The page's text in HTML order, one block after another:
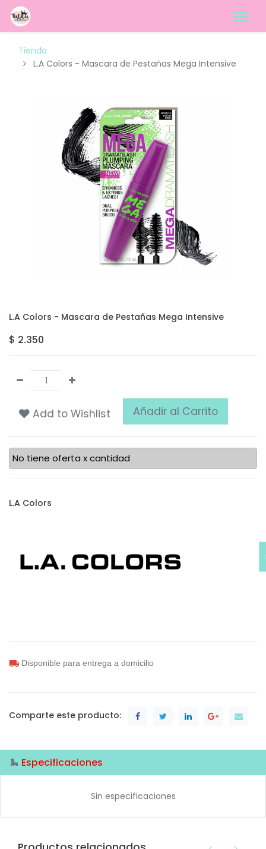
Tienda
L.A Colors - Mascara de Pestañas Mega Intensive
L.A Colors - Mascara de Pestañas Mega Intensive
$ 2.350
Add to Wishlist Añadir al Carrito
No tiene oferta x cantidad
L.A Colors
Disponible para entrega a domicilio
Comparte este producto:
Especificaciones
Sin especificaciones